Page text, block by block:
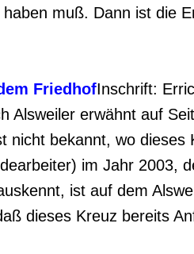
muß. Dann ist die
FriedhofInschrift:
Alsweiler erwähnt auf
nicht bekannt, wo dieses
im Jahr 2003,
ist auf dem
dieses Kreuz bereits